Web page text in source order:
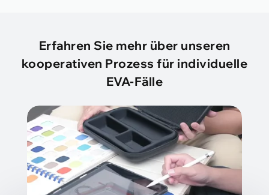
Erfahren Sie mehr über unseren
kooperativen Prozess für individuelle
EVA-Fälle